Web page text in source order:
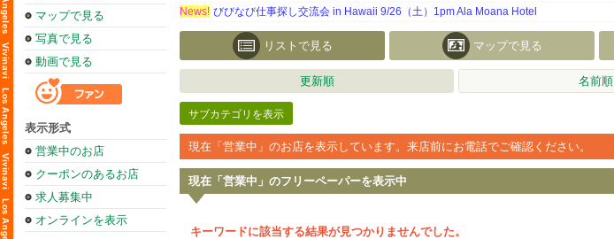
マップで見る
写真で見る
動画で見る
表示形式
営業中のお店
クーポンのあるお店
求人募集中
オンラインを表示
News! びびなび仕事探し交流会 in Hawaii 9/26（土）1pm Ala Moana Hotel
リストで見る マップで見る
更新順 名前順
サブカテゴリを表示
現在「営業中」のお店を表示しています。来店前にお電話でご確認ください。
現在「営業中」のフリーペーパーを表示中
キーワードに該当する結果が見つかりませんでした。